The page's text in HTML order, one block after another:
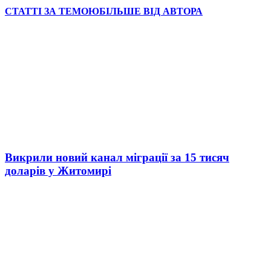
СТАТТІ ЗА ТЕМОЮБІЛЬШЕ ВІД АВТОРА
Викрили новий канал міграції за 15 тисяч
доларів у Житомирі